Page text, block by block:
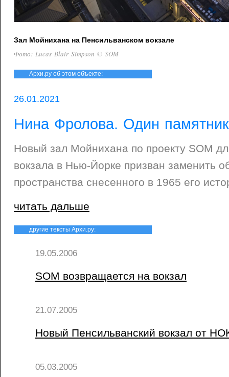
Зал Мойнихана на Пенсильванском вокзале
Фото: Lucas Blair Simpson © SOM
Архи.ру об этом объекте:
26.01.2021
Нина Фролова. Один памятник
Новый зал Мойнихана по проекту SOM
вокзала в Нью-Йорке призван заменить
пространства снесенного в 1965 его
читать дальше
другие тексты Архи.ру:
19.05.2006
SOM возвращается на вокзал
21.07.2005
Новый Пенсильванский вокзал от
05.03.2005